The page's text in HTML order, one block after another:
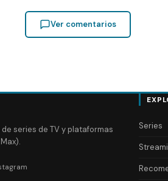
Ver comentarios
series de TV y plataformas
Series